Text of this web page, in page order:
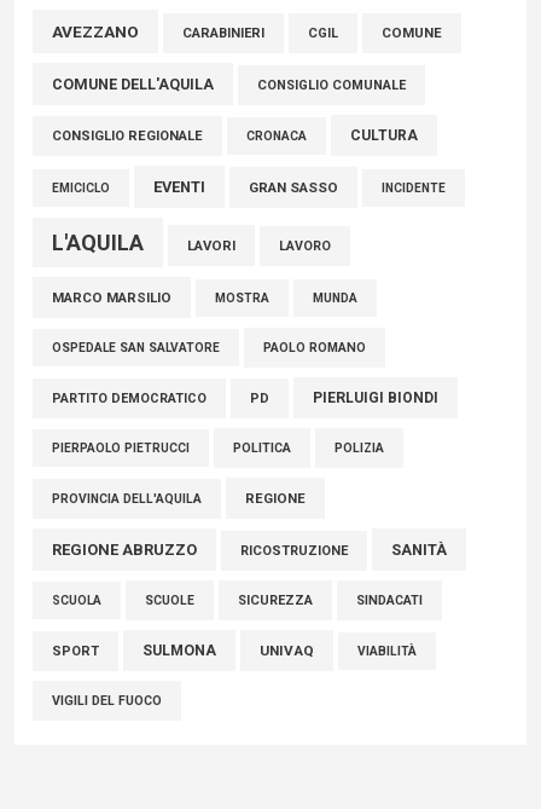
Marcinelle, Verrecchia (FdI): "Un minuto di raccoglimento in
connazionali tra cui molti abruzzesi"
06 Agosto 2026
AVEZZANO CARABINIERI CGIL COMUNE
COMUNE DELL'AQUILA CONSIGLIO COMUNALE
CONSIGLIO REGIONALE CRONACA CULTURA
EMICICLO EVENTI GRAN SASSO INCIDENTE
L'AQUILA LAVORI LAVORO
MARCO MARSILIO MOSTRA MUNDA
OSPEDALE SAN SALVATORE PAOLO ROMANO
PARTITO DEMOCRATICO PD PIERLUIGI BIONDI
PIERPAOLO PIETRUCCI POLITICA POLIZIA
PROVINCIA DELL'AQUILA REGIONE
REGIONE ABRUZZO RICOSTRUZIONE SANITÀ
SCUOLA SCUOLE SICUREZZA SINDACATI
SPORT SULMONA UNIVAQ VIABILITÀ
VIGILI DEL FUOCO